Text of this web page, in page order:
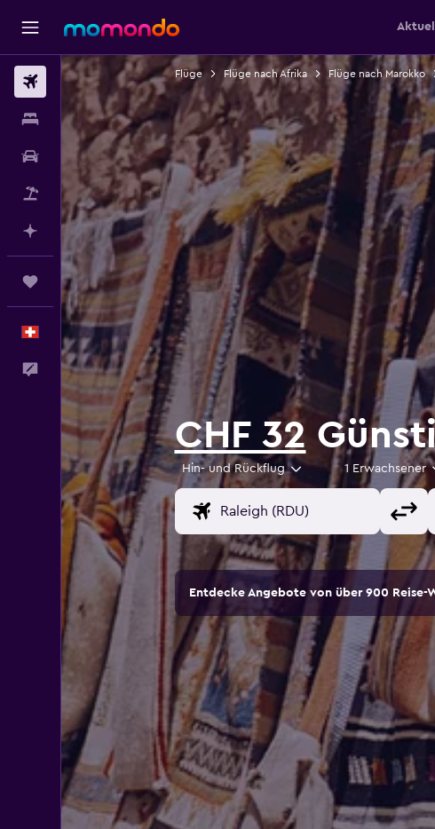
Flüge
Unterkünfte
Mietwagen
Pauschalreisen
Mit KI planen
Trips
Dein Feedback an uns
Flüge Flüge nach Afrika Flüge nach Marokko
CHF 32
Hin- und Rückflug 1 Erwachsener
Entdecke Angebote von über 900 Reise-